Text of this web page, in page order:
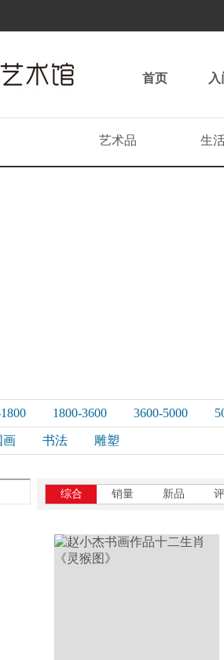
首页
艺术品 生
1800-3600 3600-5000
画 书法 雕塑
综合 销量 新品